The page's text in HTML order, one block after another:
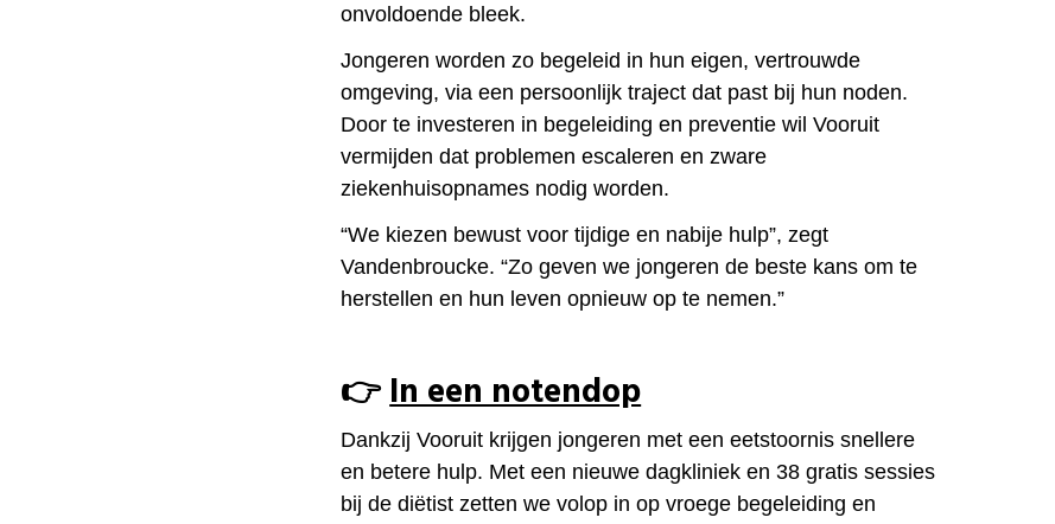
onvoldoende bleek.
Jongeren worden zo begeleid in hun eigen, vertrouwde
omgeving, via een persoonlijk traject dat past bij hun noden.
Door te investeren in begeleiding en preventie wil Vooruit
vermijden dat problemen escaleren en zware
ziekenhuisopnames nodig worden.
“We kiezen bewust voor tijdige en nabije hulp”, zegt
Vandenbroucke. “Zo geven we jongeren de beste kans om te
herstellen en hun leven opnieuw op te nemen.”
👉In een notendop
Dankzij Vooruit krijgen jongeren met een eetstoornis snellere
en betere hulp. Met een nieuwe dagkliniek en 38 gratis sessies
bij de diëtist zetten we volop in op vroege begeleiding en